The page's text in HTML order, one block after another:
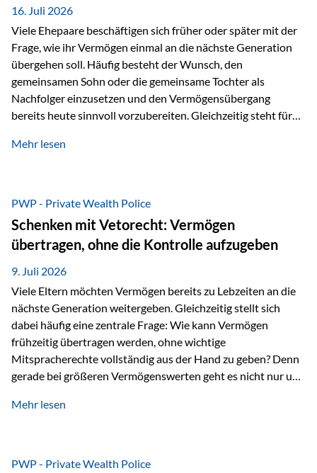
16. Juli 2026
Viele Ehepaare beschäftigen sich früher oder später mit der
Frage, wie ihr Vermögen einmal an die nächste Generation
übergehen soll. Häufig besteht der Wunsch, den
gemeinsamen Sohn oder die gemeinsame Tochter als
Nachfolger einzusetzen und den Vermögensübergang
bereits heute sinnvoll vorzubereiten. Gleichzeitig steht für
passiert, wenn einer der beiden verstirbt? Der überlebende
Vermögen verfügen können. Genau für diese
Ausgangssituation bietet die Private Wealth Police der
Vienna-Life eine durchdachte Gestaltungsmöglichkeit. Die
Ausgangssituation Stellen Sie sich folgendes Beispiel vor:
Ein…
Mehr lesen
PWP - Private Wealth Police
Schenken mit Vetorecht: Vermögen
übertragen, ohne die Kontrolle aufzugeben
9. Juli 2026
Viele Eltern möchten Vermögen bereits zu Lebzeiten an die
nächste Generation weitergeben. Gleichzeitig stellt sich
dabei häufig eine zentrale Frage: Wie kann Vermögen
frühzeitig übertragen werden, ohne wichtige
Mitspracherechte vollständig aus der Hand zu geben? Denn
gerade bei größeren Vermögenswerten geht es nicht nur um
sicherzustellen, dass das Vermögen langfristig erhalten
folgende Situation vor: Ein Vater schenkt seiner Tochter
Mehr lesen
PWP - Private Wealth Police